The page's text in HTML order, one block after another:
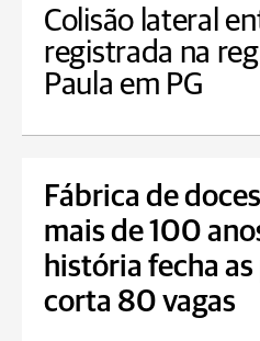
Colisão lateral
registrada na
Paula em PG
Fábrica de
mais de 100
história fecha
corta 80 vagas